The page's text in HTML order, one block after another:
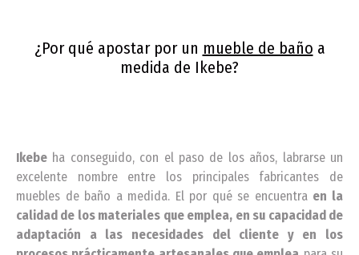
¿Por qué apostar por un mueble de baño a
medida de Ikebe?
Ikebe ha conseguido, con el paso de los años, labrarse un
excelente nombre entre los principales fabricantes de
muebles de baño a medida. El por qué se encuentra en la
calidad de los materiales que emplea, en su capacidad de
adaptación a las necesidades del cliente y en los